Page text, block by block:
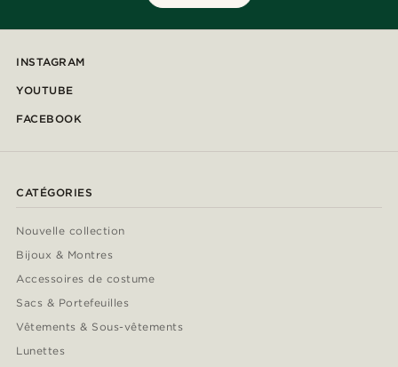
INSTAGRAM
YOUTUBE
FACEBOOK
CATÉGORIES
Nouvelle collection
Bijoux & Montres
Accessoires de costume
Sacs & Portefeuilles
Vêtements & Sous-vêtements
Lunettes